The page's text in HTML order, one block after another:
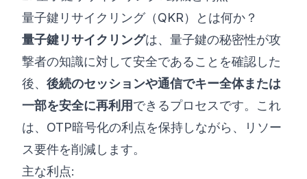
量子鍵リサイクリング（QKR）とは何か？
量子鍵リサイクリングは、量子鍵の秘密性が攻
撃者の知識に対して安全であることを確認した
後、 後続のセッションや通信でキー全体または
一部を安全に再利用できるプロセスです。これ
は、OTP暗号化の利点を保持しながら、リソー
ス要件を削減します。
主な利点: